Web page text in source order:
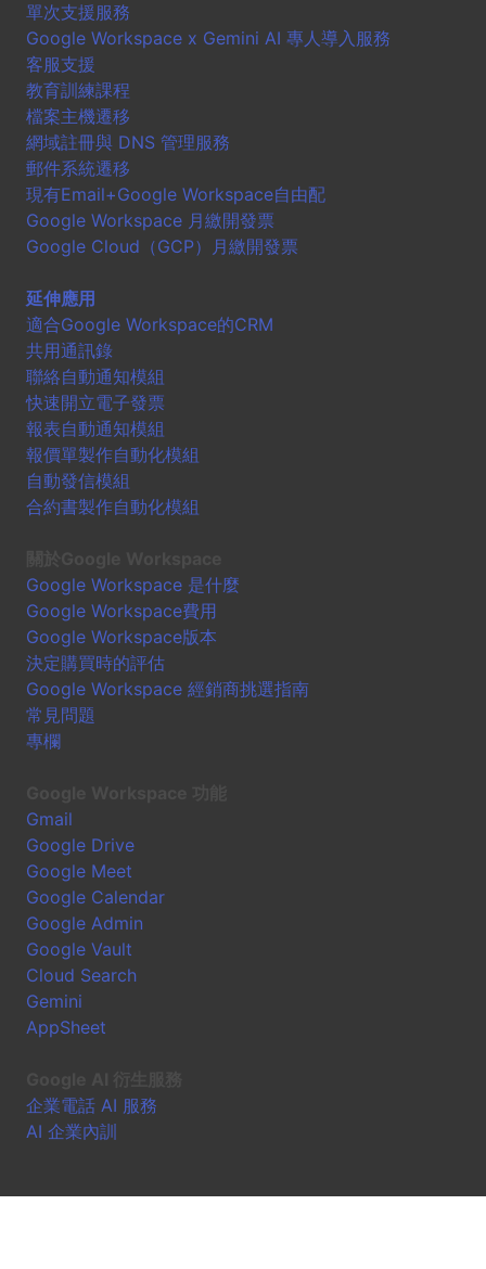
單次支援服務
Google Workspace x Gemini AI 專人導入服務
客服支援
教育訓練課程
檔案主機遷移
網域註冊與 DNS 管理服務
郵件系統遷移
現有Email+Google Workspace自由配
Google Workspace 月繳開發票
Google Cloud（GCP）月繳開發票
延伸應用
適合Google Workspace的CRM
共用通訊錄
聯絡自動通知模組
快速開立電子發票
報表自動通知模組
報價單製作自動化模組
自動發信模組
合約書製作自動化模組
Google Workspace 是什麼
Google Workspace費用
Google Workspace版本
決定購買時的評估
Google Workspace 經銷商挑選指南
常見問題
專欄
Gmail
Google Drive
Google Meet
Google Calendar
Google Admin
Google Vault
Cloud Search
Gemini
AppSheet
企業電話 AI 服務
AI 企業內訓